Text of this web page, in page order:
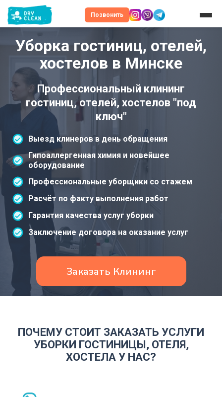
Позвонить
Уборка гостиниц, отелей,
хостелов в Минске
Профессиональный клининг
гостиниц, отелей, хостелов "под
ключ"
Выезд клинеров в день обращения
Гипоаллергенная химия и новейшее
оборудование
Профессиональные уборщики со стажем
Расчёт по факту выполнения работ
Гарантия качества услуг уборки
Заключение договора на оказание услуг
Заказать Клининг
ПОЧЕМУ СТОИТ ЗАКАЗАТЬ УСЛУГИ
УБОРКИ ГОСТИНИЦЫ, ОТЕЛЯ,
ХОСТЕЛА У НАС?